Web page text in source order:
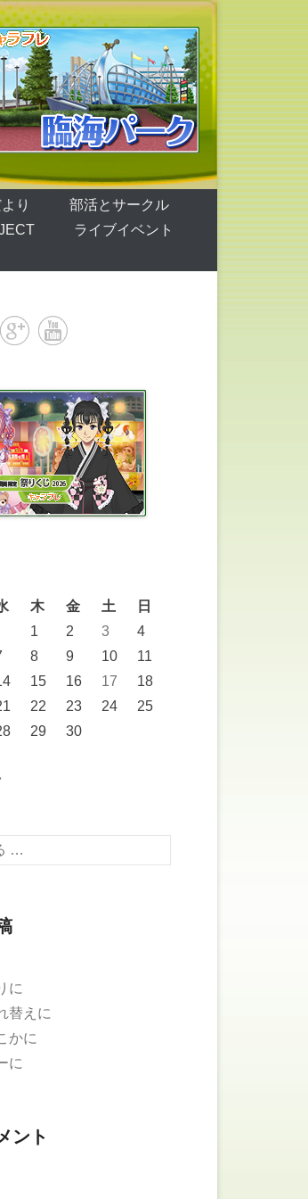
り
部活とサークル
ライブイベント
木 金 土
日
1
2 3
4
8 9 10
11
15 16 17
18
22 23 24
25
29 30
に
替えに
かに
に
ント